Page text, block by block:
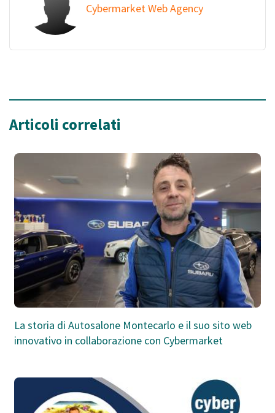
Cybermarket Web Agency
Articoli correlati
La storia di Autosalone Montecarlo e il suo sito web
innovativo in collaborazione con Cybermarket